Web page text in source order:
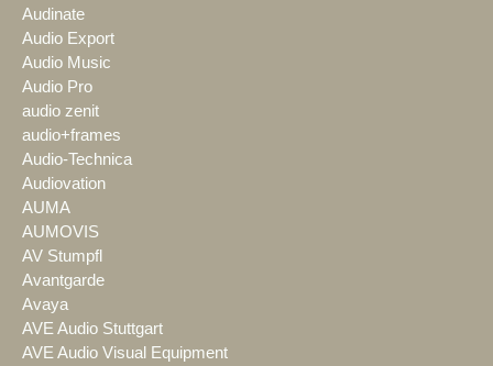
Audinate
Audio Export
Audio Music
Audio Pro
audio zenit
audio+frames
Audio-Technica
Audiovation
AUMA
AUMOVIS
AV Stumpfl
Avantgarde
Avaya
AVE Audio Stuttgart
AVE Audio Visual Equipment